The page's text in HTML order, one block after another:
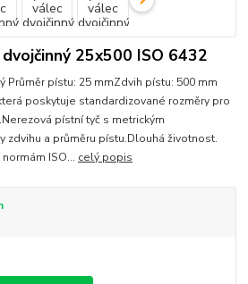
25x500 ISO 6432
Průměr pístu: 25 mmZdvih pístu: 500 mm
poskytuje standardizované rozměry pro
pístní tyč s metrickým
zdvihu a průměru pístu.Dlouhá životnost.
ISO... celý popis